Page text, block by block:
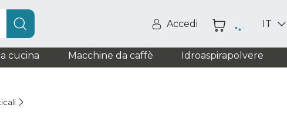
Accedi IT
cucina Macchine da caffè Idroaspirapolvere